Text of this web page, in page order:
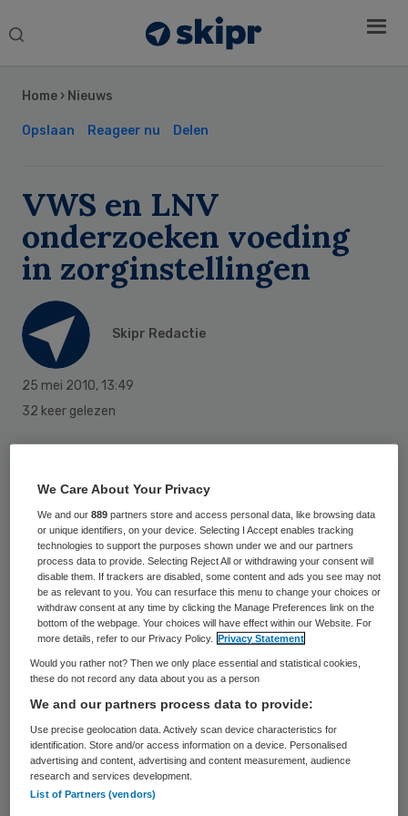
Search
Home › Nieuws
Opslaan Reageer nu Delen
VWS en LNV
onderzoeken voeding
in zorginstellingen
Skipr Redactie
25 mei 2010, 13:49
32 keer gelezen
Landbouw, Natuur en Voedselkwaliteit
(LNV) onderzoek doen naar de effecten van
goede voeding en een betere ambiance bij
maaltijden in zorginstellingen. Minister
Gerda Verburg van LNV geeft donderdag
een toelichting op het onderzoek, zo liet
het ministerie van VWS dinsdag weten.
Effectmeting
Het onderzoek genaamd De Genietende
Groene Tafel wordt gehouden in
Sidebar
We Care About Your Privacy
We and our889 partners store and access personal data, like browsing data
or unique identifiers, on your device. Selecting I Accept enables tracking
technologies to support the purposes shown under we and our partners
process data to provide. Selecting Reject All or withdrawing your consent will
disable them. If trackers are disabled, some content and ads you see may not
be as relevant to you. You can resurface this menu to change your choices or
withdraw consent at any time by clicking the Manage Preferences link on the
bottom of the webpage. Your choices will have effect within our Website. For
more details, refer to our Privacy Policy.
Privacy Statement
Would you rather not? Then we only place essential and statistical cookies,
these do not record any data about you as a person
We and our partners process data to provide:
Use precise geolocation data. Actively scan device characteristics for
identification. Store and/or access information on a device. Personalised
advertising and content, advertising and content measurement, audience
research and services development.
List of Partners (vendors)